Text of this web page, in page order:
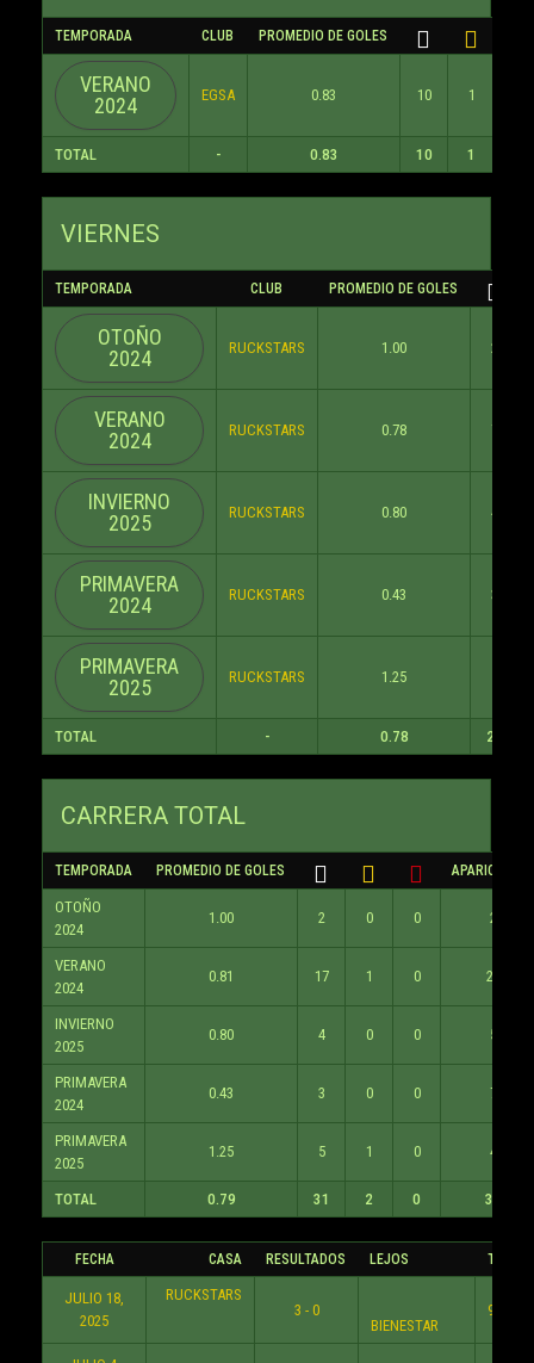
TEMPORADA CLUB PROMEDIO DE GOLES
VERANO
2024
EGSA 0.83 10 1
TOTAL - 0.83 10 1
VIERNES
TEMPORADA CLUB PROMEDIO DE GOLES
OTOÑO
2024
RUCKSTARS 1.00 2
VERANO
2024
RUCKSTARS 0.78 7
INVIERNO
2025
RUCKSTARS 0.80 4
PRIMAVERA
2024
RUCKSTARS 0.43 3
PRIMAVERA
2025
RUCKSTARS 1.25
TOTAL - 0.78 21
CARRERA TOTAL
TEMPORADA PROMEDIO DE GOLES APARICIONES
OTOÑO
2024
1.00 2 0 0 2
VERANO
2024
0.81 17 1 0 21
INVIERNO
2025
0.80 4 0 0 5
PRIMAVERA
2024
0.43 3 0 0 7
PRIMAVERA
2025
1.25 5 1 0 4
TOTAL 0.79 31 2 0 39
FECHA CASA RESULTADOS LEJOS
JULIO 18,
2025
RUCKSTARS
3 - 0
BIENESTAR
9:30